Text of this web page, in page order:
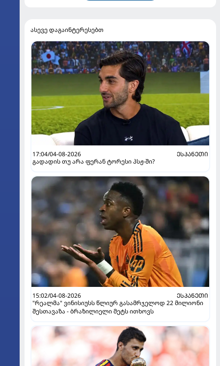
ასევე დაგაინტერესებთ
17:04/04-08-2026
ᲔᲡᲞᲐᲜᲔᲗᲘ
გადადის თუ არა ფერან ტორესი პსჟ-ში?
15:02/04-08-2026
ᲔᲡᲞᲐᲜᲔᲗᲘ
"რეალმა" ვინისიუსს წლიურ გასამრჯელოდ 22 მილიონი
შესთავაზა - ბრაზილიელი მეტს ითხოვს